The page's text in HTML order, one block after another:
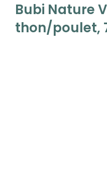
Bubi Nature
thon/poulet,